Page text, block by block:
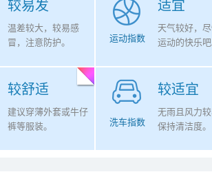
较易发
温差较大，较易感
冒，注意防护。
适宜
运动指数
天气较好，
运动的快乐
较舒适
建议穿薄外套或牛仔
裤等服装。
较适宜
洗车指数
无雨且风力
保持清洁度。